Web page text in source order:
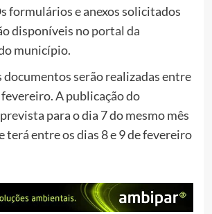
formulários e anexos solicitados
disponíveis noportal da
município.
documentos serão realizadas entre
fevereiro. A publicação do
para o dia 7 do mesmo mês
terá entre os dias 8 e 9 de fevereiro